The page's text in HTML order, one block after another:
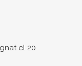
el 20